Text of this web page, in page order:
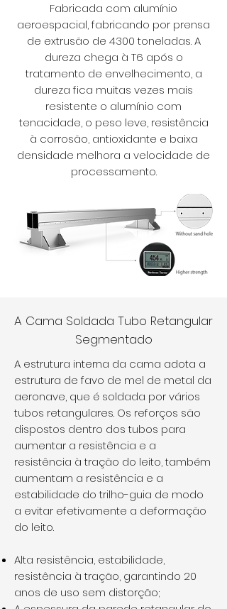
Fabricada com alumínio
aeroespacial, fabricando por prensa
de extrusão de 4300 toneladas. A
dureza chega à T6 após o
tratamento de envelhecimento, a
dureza fica muitas vezes mais
resistente o alumínio com
tenacidade, o peso leve, resistência
à corrosão, antioxidante e baixa
densidade melhora a velocidade de
processamento.
A Cama Soldada Tubo Retangular
Segmentado
A estrutura interna da cama adota a
estrutura de favo de mel de metal da
aeronave, que é soldada por vários
tubos retangulares. Os reforços são
dispostos dentro dos tubos para
aumentar a resistência e a
resistência à tração do leito, também
aumentam a resistência e a
estabilidade do trilho-guia de modo
a evitar efetivamente a deformação
do leito.
Alta resistência, estabilidade,
resistência à tração, garantindo 20
anos de uso sem distorção;